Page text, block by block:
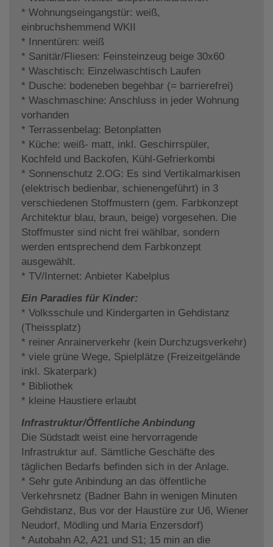
* Wohnungseingangstür: weiß,
einbruchshemmend WKII
* Innentüren: weiß
* Sanitär/Fliesen: Feinsteinzeug beige 30x60
* Waschtisch: Einzelwaschtisch Laufen
* Dusche: bodeneben begehbar (= barrierefrei)
* Waschmaschine: Anschluss in jeder Wohnung
vorhanden
* Terrassenbelag: Betonplatten
* Küche: weiß- matt, inkl. Geschirrspüler,
Kochfeld und Backofen, Kühl-Gefrierkombi
* Sonnenschutz 2.OG: Es sind Vertikalmarkisen
(elektrisch bedienbar, schienengeführt) in 3
verschiedenen Stoffmustern (gem. Farbkonzept
Architektur blau, braun, beige) vorgesehen. Die
Stoffmuster sind nicht frei wählbar, sondern
werden entsprechend dem Farbkonzept
ausgewählt.
* TV/Internet: Anbieter Kabelplus
Ein Paradies für Kinder:
* Volksschule und Kindergarten in Gehdistanz
(Theissplatz)
* reiner Anrainerverkehr (kein Durchzugsverkehr)
* viele grüne Wege, Spielplätze (Freizeitgelände
inkl. Skaterpark)
* Bibliothek
* kleine Haustiere erlaubt
Infrastruktur/Öffentliche Anbindung
Die Südstadt weist eine hervorragende
Infrastruktur auf. Sämtliche Geschäfte des
täglichen Bedarfs befinden sich in der Anlage.
* Sehr gute Anbindung an das öffentliche
Verkehrsnetz (Badner Bahn in wenigen Minuten
Gehdistanz, Bus vor der Haustüre zur U6, Wiener
Neudorf, Mödling und Maria Enzersdorf)
* Autobahn A2, A21 und S1; 15 min an die